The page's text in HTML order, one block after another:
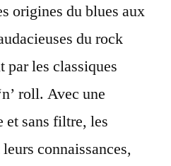
origines du blues aux
du rock
par les classiques
roll. Avec une
et sans filtre, les
connaissances,